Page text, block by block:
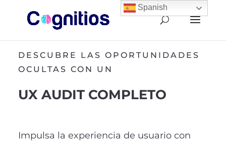
DESCUBRE LAS OPORTUNIDADES
OCULTAS CON UN
UX AUDIT COMPLETO
Impulsa la experiencia de usuario con
Spanish